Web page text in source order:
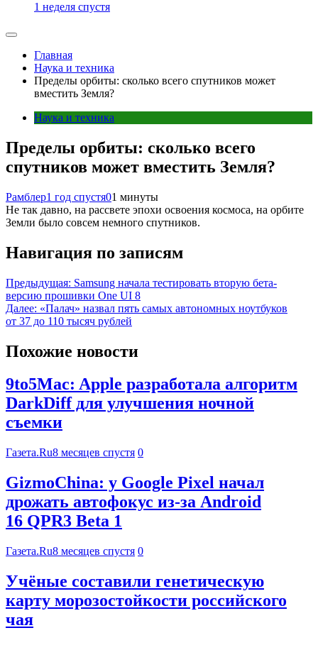
1 неделя спустя
Главная
Наука и техника
Пределы орбиты: сколько всего спутников может
вместить Земля?
Наука и техника
Пределы орбиты: сколько всего
спутников может вместить Земля?
Рамблер1 год спустя01 минуты
Не так давно, на рассвете эпохи освоения космоса, на орбите
Земли было совсем немного спутников.
Навигация по записям
Предыдущая: Samsung начала тестировать вторую бета-
версию прошивки One UI 8
Далее: «Палач» назвал пять самых автономных ноутбуков
от 37 до 110 тысяч рублей
Похожие новости
9to5Mac: Apple разработала алгоритм
DarkDiff для улучшения ночной
съемки
Газета.Ru8 месяцев спустя 0
GizmoChina: у Google Pixel начал
дрожать автофокус из-за Android
16 QPR3 Beta 1
Газета.Ru8 месяцев спустя 0
Учёные составили генетическую
карту морозостойкости российского
чая